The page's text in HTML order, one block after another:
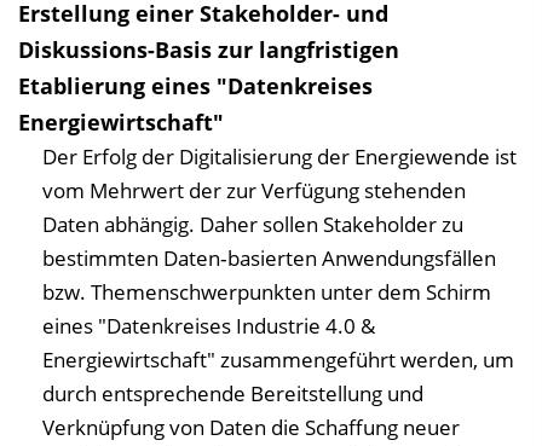
Erstellung einer Stakeholder- und
Diskussions-Basis zur langfristigen
Etablierung eines "Datenkreises
Energiewirtschaft"
Der Erfolg der Digitalisierung der Energiewende ist
vom Mehrwert der zur Verfügung stehenden
Daten abhängig. Daher sollen Stakeholder zu
bestimmten Daten‐basierten Anwendungsfällen
bzw. Themenschwerpunkten unter dem Schirm
eines "Datenkreises Industrie 4.0 &
Energiewirtschaft" zusammengeführt werden, um
durch entsprechende Bereitstellung und
Verknüpfung von Daten die Schaffung neuer